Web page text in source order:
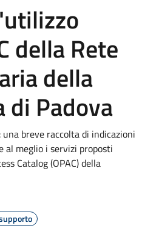
della Rete
della
di Padova
breve raccolta di indicazioni
al meglio i servizi proposti
Catalog (OPAC) della